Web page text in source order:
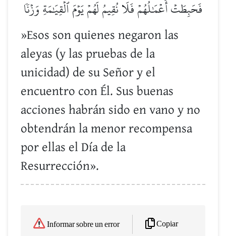
فَحَبِطَتۡ أَعۡمَٰلُهُمۡ فَلَا نُقِيمُ لَهُمۡ يَوۡمَ ٱلۡقِيَٰمَةِ وَزۡنٗا
»Esos son quienes negaron las
aleyas (y las pruebas de la
unicidad) de su Señor y el
encuentro con Él. Sus buenas
acciones habrán sido en vano y no
obtendrán la menor recompensa
por ellas el Día de la
Resurrección».
Informar sobre un error Copiar